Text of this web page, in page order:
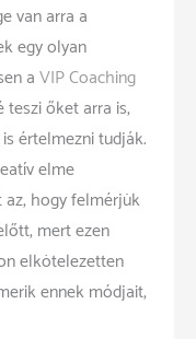
van arra a
egy olyan
aVIP Coaching
teszi őket arra is,
értelmezni tudják.
elme
hogy felmérjük
mert ezen
elkötelezetten
ennek módjait,